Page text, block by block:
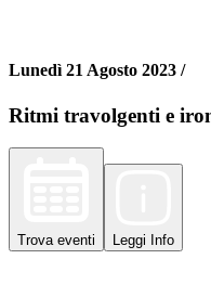
Lunedì 21 Agosto 2023 /
Ritmi travolgenti e
Trova eventi Leggi Info